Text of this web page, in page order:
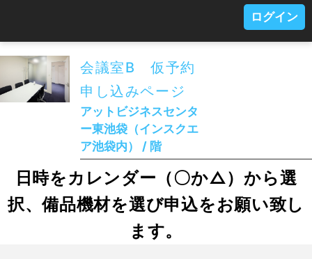
ログイン
会議室B 仮予約
申し込みページ
アットビジネスセンタ
ー東池袋（インスクエ
ア池袋内） / 階
日時をカレンダー（〇か△）から選
択、備品機材を選び申込をお願い致し
ます。